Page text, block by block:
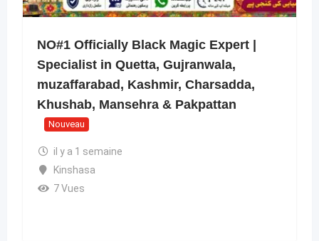
NO#1 Officially Black Magic Expert |
Specialist in Quetta, Gujranwala,
muzaffarabad, Kashmir, Charsadda,
Khushab, Mansehra & Pakpattan
Nouveau
il y a 1 semaine
Kinshasa
7 Vues